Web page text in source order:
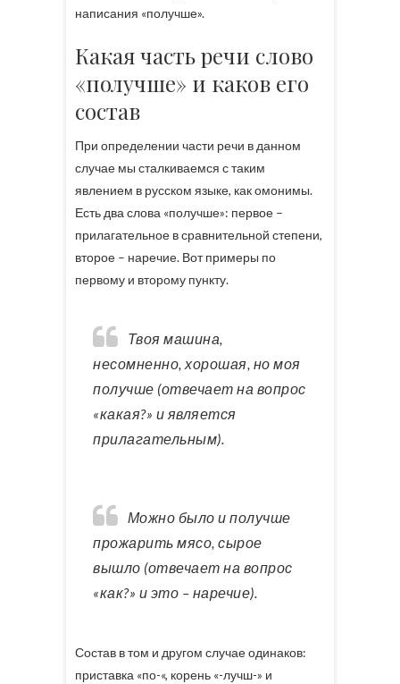
написания «получше».
Какая часть речи слово
«получше» и каков его
состав
При определении части речи в данном
случае мы сталкиваемся с таким
явлением в русском языке, как омонимы.
Есть два слова «получше»: первое –
прилагательное в сравнительной степени,
второе – наречие. Вот примеры по
первому и второму пункту.
Твоя машина,
несомненно, хорошая, но моя
получше (отвечает на вопрос
«какая?» и является
прилагательным).
Можно было и получше
прожарить мясо, сырое
вышло (отвечает на вопрос
«как?» и это – наречие).
Состав в том и другом случае одинаков:
приставка «по-«, корень «-лучш-» и